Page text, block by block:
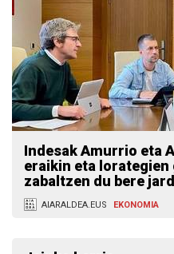
Indesak Amurrio eta
eraikin eta
zabaltzen du bere
AIARALDEA.EUS EKONOMIA